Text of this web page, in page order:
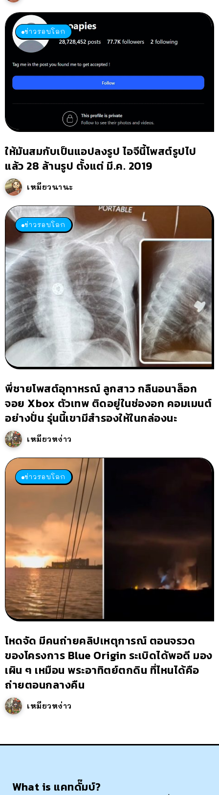
ข่าวรอบโลก
ให้มันสมกับเป็นแอปลงรูป ไอจีนี้โพสต์รูปไป
แล้ว 28 ล้านรูป ตั้งแต่ มี.ค. 2019
เหมียวนานะ
ข่าวรอบโลก
พี่ชายโพสต์อุทาหรณ์ ลูกสาว กลืนอนาล็อก
จอย Xbox ตัวเทพ ติดอยู่ในช่องอก คอมเมนต์
อย่างปั่น รุ่นนี้เขามีสำรองให้ในกล่องนะ
เหมียวหง่าว
ข่าวรอบโลก
โหดจัด มีคนถ่ายคลิปเหตุการณ์ ตอนจรวด
ของโครงการ Blue Origin ระเบิดได้พอดี มอง
เผิน ๆ เหมือน พระอาทิตย์ตกดิน ที่ไหนได้คือ
ถ่ายตอนกลางคืน
เหมียวหง่าว
What is แคทดั๊มบ์?